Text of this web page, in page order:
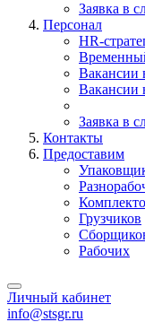
Заявка в
Персонал
HR-
Вакансии
Вакансии
Заявка в
Контакты
Предоставим
Грузчиков
Рабочих
Личный кабинет
info@stsgr.ru